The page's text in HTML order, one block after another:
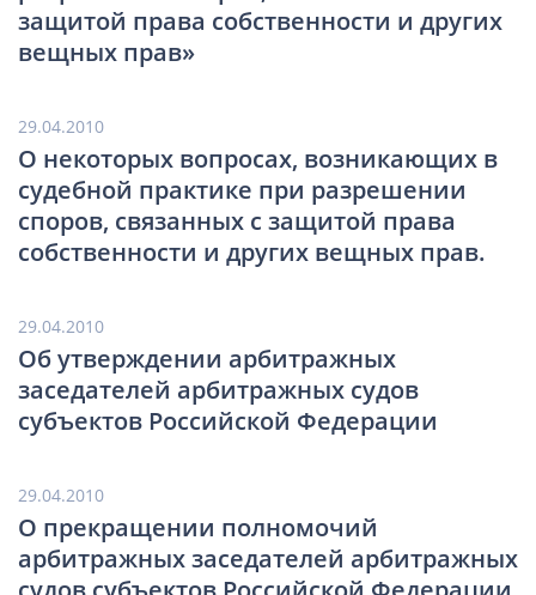
защитой права собственности и других
вещных прав»
29.04.2010
О некоторых вопросах, возникающих в
судебной практике при разрешении
споров, связанных с защитой права
собственности и других вещных прав.
29.04.2010
Об утверждении арбитражных
заседателей арбитражных судов
субъектов Российской Федерации
29.04.2010
О прекращении полномочий
арбитражных заседателей арбитражных